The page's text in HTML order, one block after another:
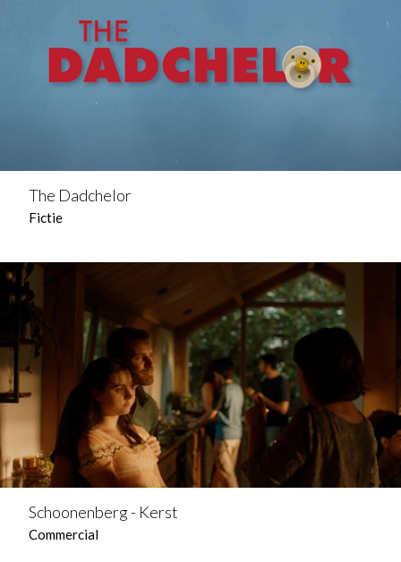
The Dadchelor
Fictie
Schoonenberg - Kerst
Commercial